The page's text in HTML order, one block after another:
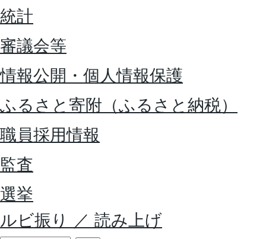
統計
審議会等
情報公開・個人情報保護
ふるさと寄附（ふるさと納税）
職員採用情報
監査
選挙
ルビ振り
／ 読み上げ